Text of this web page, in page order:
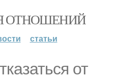
ОТНОШЕНИЙ
статьи
от